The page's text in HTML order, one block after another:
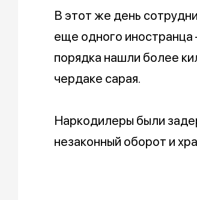
В этот же день
еще одного
порядка нашли более
чердаке сарая.
Наркодилеры были
незаконный оборот и